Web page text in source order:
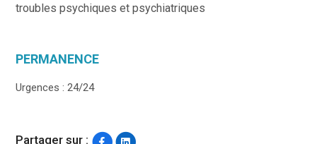
troubles psychiques et psychiatriques
PERMANENCE
Urgences : 24/24
Partager sur :